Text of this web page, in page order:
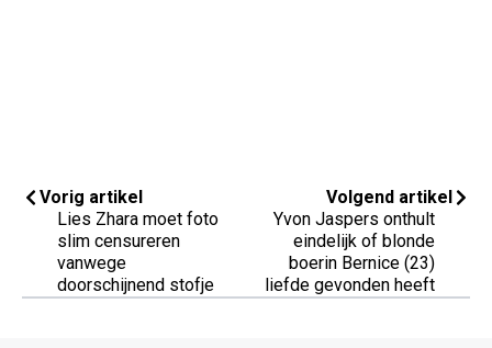
Vorig artikel
Lies Zhara moet foto
slim censureren
vanwege
doorschijnend stofje
Volgend artikel
Yvon Jaspers onthult
eindelijk of blonde
boerin Bernice (23)
liefde gevonden heeft